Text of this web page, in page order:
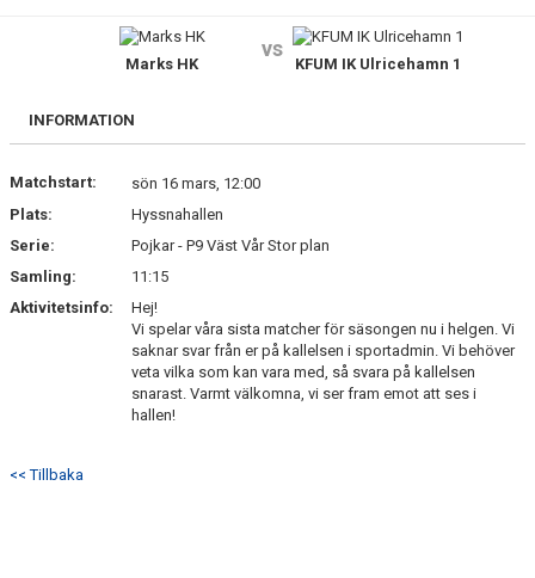
KONTAKT
Marks HK
vs
KFUM IK Ulricehamn 1
INFORMATION
Matchstart:
sön 16 mars, 12:00
Plats:
Hyssnahallen
Serie:
Pojkar - P9 Väst Vår Stor plan
Samling:
11:15
Aktivitetsinfo:
Hej!
Vi spelar våra sista matcher för säsongen nu i helgen. Vi
saknar svar från er på kallelsen i sportadmin. Vi behöver
veta vilka som kan vara med, så svara på kallelsen
snarast. Varmt välkomna, vi ser fram emot att ses i
hallen!
<< Tillbaka